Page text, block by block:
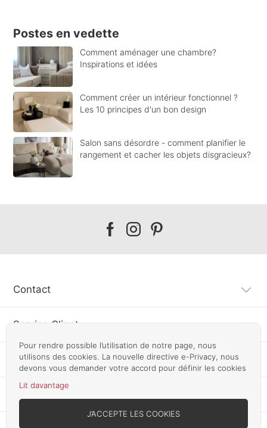
Pour rendre possible l’utilisation de notre page, nous
utilisons des cookies. La nouvelle directive e-Privacy, nous
devons vous demander votre accord pour définir les cookies
Lit davantage
J’ACCEPTE LES COOKIES
Postes en vedette
Comment aménager une chambre?
Inspirations et idées
Comment créer un intérieur fonctionnel ?
Les 10 principes d'un bon design
Salon sans désordre - comment planifier le
rangement et cacher les objets disgracieux?
Our
Our
Our
Contact
Service Client
Information